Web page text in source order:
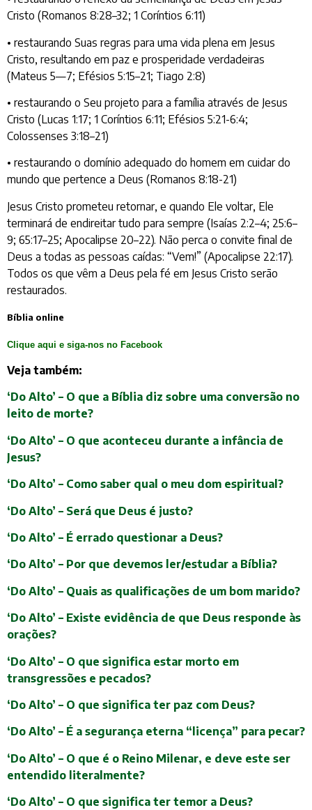
Cristo (Romanos 8:28–32; 1 Coríntios 6:11)
• restaurando Suas regras para uma vida plena em Jesus
Cristo, resultando em paz e prosperidade verdadeiras
(Mateus 5—7; Efésios 5:15–21; Tiago 2:8)
• restaurando o Seu projeto para a família através de Jesus
Cristo (Lucas 1:17; 1 Coríntios 6:11; Efésios 5:21-6:4;
Colossenses 3:18–21)
• restaurando o domínio adequado do homem em cuidar do
mundo que pertence a Deus (Romanos 8:18-21)
Jesus Cristo prometeu retornar, e quando Ele voltar, Ele
terminará de endireitar tudo para sempre (Isaías 2:2–4; 25:6–
9; 65:17–25; Apocalipse 20–22). Não perca o convite final de
Deus a todas as pessoas caídas: “Vem!” (Apocalipse 22:17).
Todos os que vêm a Deus pela fé em Jesus Cristo serão
restaurados.
Bíblia online
Clique aqui e siga-nos no Facebook
Veja também:
‘Do Alto’ – O que a Bíblia diz sobre uma conversão no
leito de morte?
‘Do Alto’ – O que aconteceu durante a infância de
Jesus?
‘Do Alto’ – Como saber qual o meu dom espiritual?
‘Do Alto’ – Será que Deus é justo?
‘Do Alto’ – É errado questionar a Deus?
‘Do Alto’ – Por que devemos ler/estudar a Bíblia?
‘Do Alto’ – Quais as qualificações de um bom marido?
‘Do Alto’ – Existe evidência de que Deus responde às
orações?
‘Do Alto’ – O que significa estar morto em
transgressões e pecados?
‘Do Alto’ – O que significa ter paz com Deus?
‘Do Alto’ – É a segurança eterna “licença” para pecar?
‘Do Alto’ – O que é o Reino Milenar, e deve este ser
entendido literalmente?
‘Do Alto’ – O que significa ter temor a Deus?